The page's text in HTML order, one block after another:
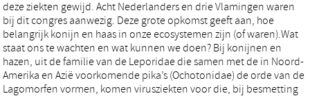
deze ziekten gewijd. Acht Nederlanders en drie Vlamingen waren
bij dit congres aanwezig. Deze grote opkomst geeft aan, hoe
belangrijk konijn en haas in onze ecosystemen zijn (of waren).Wat
staat ons te wachten en wat kunnen we doen? Bij konijnen en
hazen, uit de familie van de Leporidae die samen met de in Noord-
Amerika en Azië voorkomende pika’s (Ochotonidae) de orde van de
Lagomorfen vormen, komen virusziekten voor die, bij besmetting